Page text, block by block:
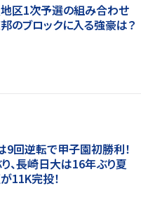
区1次予選の組み合わせ
のブロックに入る強豪は？
9回逆転で甲子園初勝利！
、長崎日大は16年ぶり夏
11K完投！